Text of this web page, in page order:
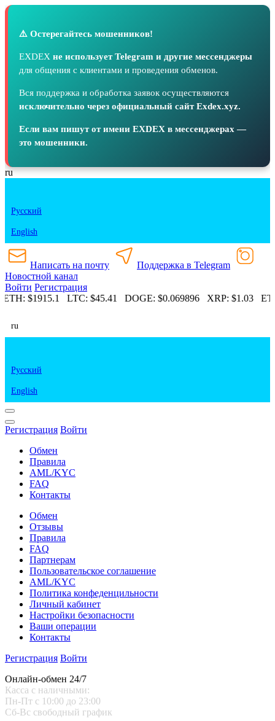
⚠️ Остерегайтесь мошенников!
EXDEX не использует Telegram и другие мессенджеры
для общения с клиентами и проведения обменов.
Вся поддержка и обработка заявок осуществляются
исключительно через официальный сайт Exdex.xyz.
Если вам пишут от имени EXDEX в мессенджерах —
это мошенники.
ru
Русский
English
Написать на почту
Поддержка в Telegram
Новостной канал
Войти Регистрация
ETH:$1915.1 LTC:$45.41 DOGE:$0.069896 XRP:$1.03
ru
Русский
English
Регистрация Войти
Обмен
Правила
AML/KYC
FAQ
Контакты
Обмен
Отзывы
Правила
FAQ
Партнерам
Пользовательское соглашение
AML/KYC
Политика конфеденцильности
Личный кабинет
Настройки безопасности
Ваши операции
Контакты
Регистрация Войти
Онлайн-обмен 24/7
Касса с наличными:
Пн-Пт с 10:00 до 23:00
Сб-Вс свободный график